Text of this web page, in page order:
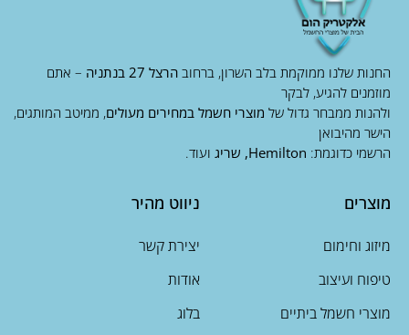
החנות שלנו ממוקמת בלב השרון, ברחוב הרצל 27 בנתניה
– אתם
מוזמנים להגיע, לבקר
ולהנות ממבחר גדול של מוצרי חשמל במחירים מעולים, ממיטב המותגים,
הישר מהיבואן
הרשמי כדוגמת: Hemilton, שריג ועוד.
מוצרים
מיזוג וחימום
טיפוח ועיצוב
מוצרי חשמל ביתיים
ניווט מהיר
יצירת קשר
אודות
בלוג